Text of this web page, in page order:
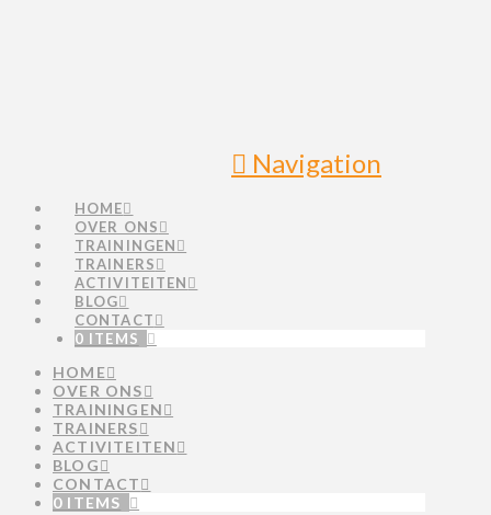
Navigation
HOME
OVER ONS
TRAININGEN
TRAINERS
ACTIVITEITEN
BLOG
CONTACT
0 ITEMS
HOME
OVER ONS
TRAININGEN
TRAINERS
ACTIVITEITEN
BLOG
CONTACT
0 ITEMS